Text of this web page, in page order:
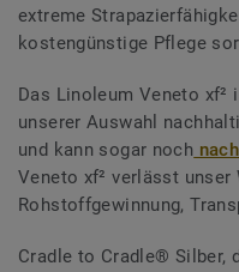
extreme
kostengünstige Pflege
Das Linoleum Veneto
unserer Auswahl
und kann sogar noch
Veneto xf² verlässt
Rohstoffgewinnung,
Cradle to Cradle® Silber,